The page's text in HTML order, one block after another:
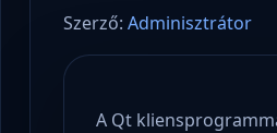
Szerző: Adminisztrátor
A Qt